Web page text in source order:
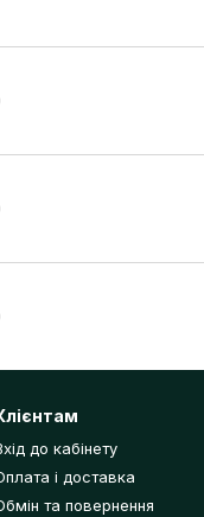
до кабінету
і доставка
та повернення